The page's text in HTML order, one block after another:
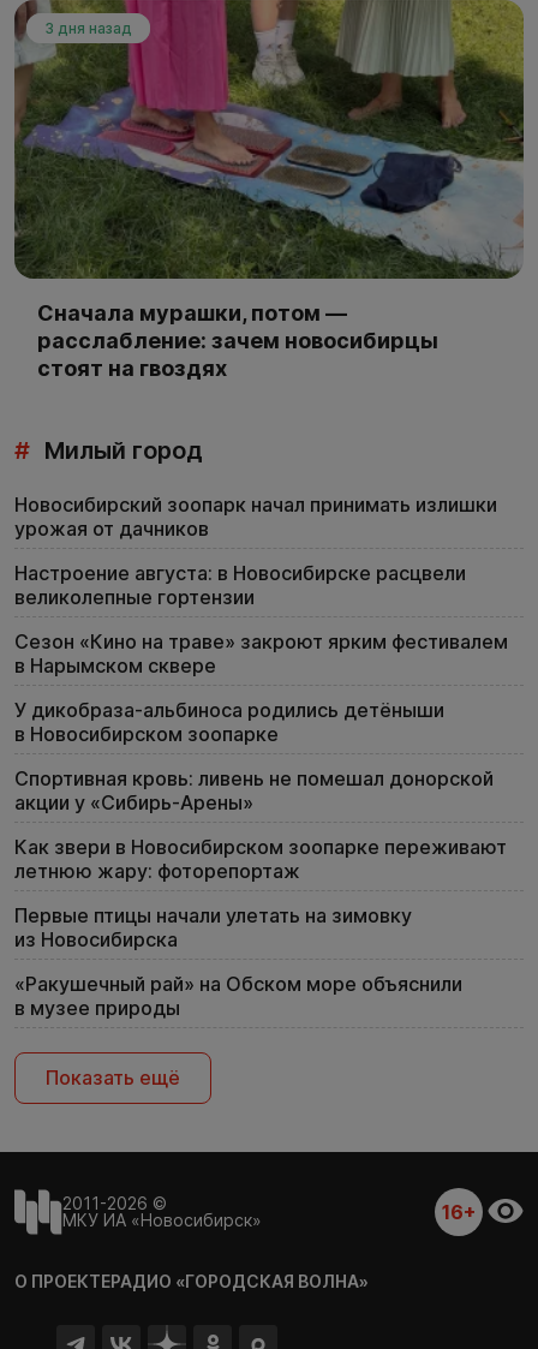
3 дня назад
Сначала мурашки, потом —
расслабление: зачем новосибирцы
стоят на гвоздях
# Милый город
Новосибирский зоопарк начал принимать излишки
урожая от дачников
Настроение августа: в Новосибирске расцвели
великолепные гортензии
Сезон «Кино на траве» закроют ярким фестивалем
в Нарымском сквере
У дикобраза-альбиноса родились детёныши
в Новосибирском зоопарке
Спортивная кровь: ливень не помешал донорской
акции у «Сибирь-Арены»
Как звери в Новосибирском зоопарке переживают
летнюю жару: фоторепортаж
Первые птицы начали улетать на зимовку
из Новосибирска
«Ракушечный рай» на Обском море объяснили
в музее природы
Показать ещё
2011-2026 ©
МКУ ИА «Новосибирск»
16+
О ПРОЕКТЕРАДИО «ГОРОДСКАЯ ВОЛНА»